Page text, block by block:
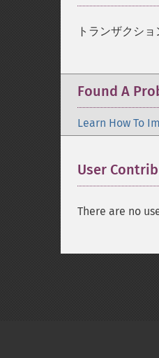
トランザクシ
Found A
Learn How To
User
There are no